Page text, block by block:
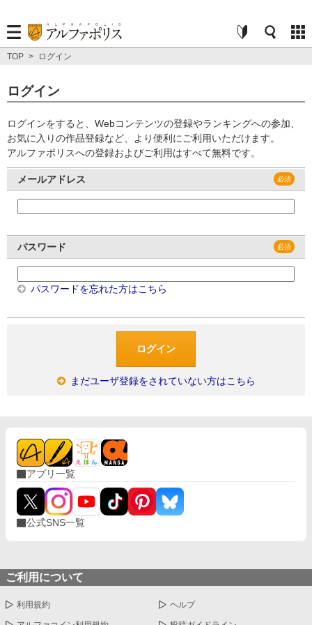
TOP > ログイン
ログイン
ログインをすると、Webコンテンツの登録やランキングへの参加、
お気に入りの作品登録など、より便利にご利用いただけます。
アルファポリスへの登録およびご利用はすべて無料です。
メールアドレス
パスワード
パスワードを忘れた方はこちら
まだユーザ登録をされていない方はこちら
アプリ一覧
公式SNS一覧
ご利用について
利用規約 ヘルプ